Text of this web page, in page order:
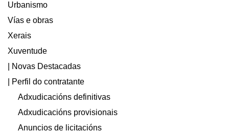
Urbanismo
Vías e obras
Xerais
Xuventude
| Novas Destacadas
| Perfil do contratante
Adxudicacións definitivas
Adxudicacións provisionais
Anuncios de licitacións